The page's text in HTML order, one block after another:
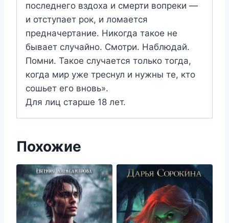
последнего вздоха и смерти вопреки —
и отступает рок, и ломается
предначертание. Никогда такое не
бывает случайно. Смотри. Наблюдай.
Помни. Такое случается только тогда,
когда мир уже треснул и нужны те, кто
сошьет его вновь».
Для лиц старше 18 лет.
Похожие